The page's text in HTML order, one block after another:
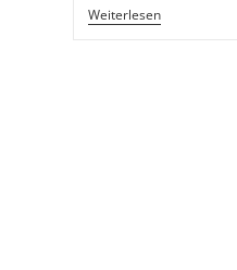
WeiterlesenPeter
Neuwirth